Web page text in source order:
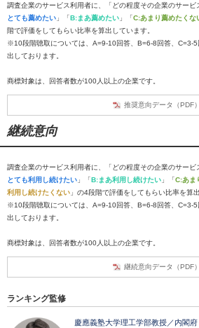
調査企業のサービス利用者に、「どの程度その企業のサー
とても薦めたい 」「B:まあ薦めたい 」「C:あまり薦めたくな
階で評価をしてもらい比率を算出しています。
※10段階聴取については、A=9-10回答、B=6-8回答、C=3-
出しております。
商標対象は、回答者数が100人以上の企業です。
推奨意向データ（PDF）
継続意向
調査企業のサービス利用者に、「どの程度その企業のサー
とても利用し続けたい 」「B:まあ利用し続けたい 」「C:あま
利用し続けたくない 」の4段階で評価をしてもらい比率を算
※10段階聴取については、A=9-10回答、B=6-8回答、C=3-
出しております。
商標対象は、回答者数が100人以上の企業です。
継続意向データ（PDF）
ランキング監修
慶應義塾大学理工学部教授／内閣